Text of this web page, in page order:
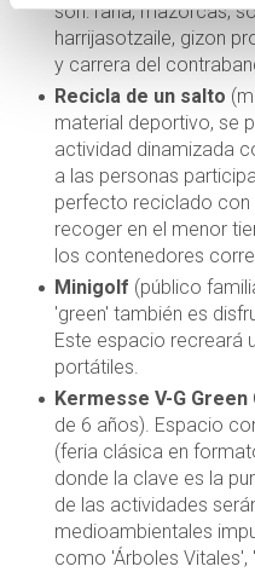
son: rana, mazorcas,
harrijasotzaile, gizon
y carrera del
Recicla de un salto
material deportivo, se
actividad dinamizada
a las personas
perfecto reciclado con
recoger en el menor
los contenedores
Minigolf (público
'green' también es
Este espacio recreará
portátiles.
Kermesse V-G Green
de 6 años). Espacio
(feria clásica en
donde la clave es la
de las actividades
medioambientales
como 'Árboles Vitales',